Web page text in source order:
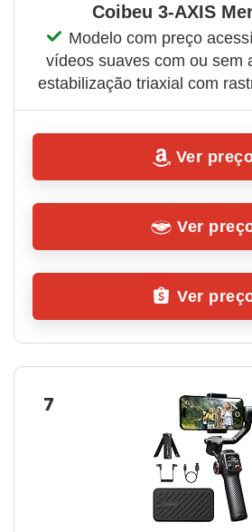
Coibeu 3-AXIS
Modelo com preço
vídeos suaves com ou sem
estabilização triaxial com
Ver
Ver
Ver
7